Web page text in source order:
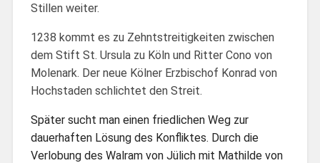
Stillen weiter.
1238 kommt es zu Zehntstreitigkeiten zwischen
dem Stift St. Ursula zu Köln und Ritter Cono von
Molenark. Der neue Kölner Erzbischof Konrad von
Hochstaden schlichtet den Streit.
Später sucht man einen friedlichen Weg zur
dauerhaften Lösung des Konfliktes. Durch die
Verlobung des Walram von Jülich mit Mathilde von